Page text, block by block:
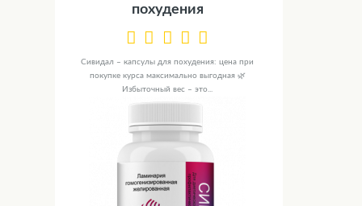
похудения
Сивидал – капсулы для похудения: цена при
покупке курса максимально выгодная 🌿
Избыточный вес – это...